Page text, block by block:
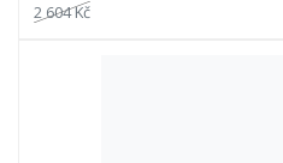
2 604 Kč